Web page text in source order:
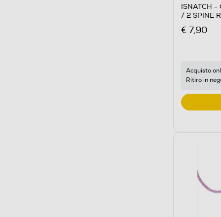
ISNATCH -
/ 2 SPINE
€ 7,90
Acquisto
Ritiro in